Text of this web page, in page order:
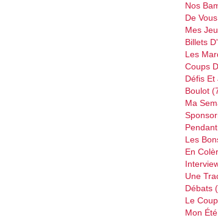
Nos
De
Mes
Billets
Les
Coups
Défis Et
Boulot
Ma
Les
En
Une
Débats
Le
Mon